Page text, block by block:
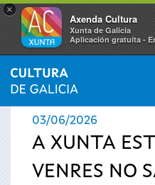
×
Axenda Cultura
Xunta de Galicia
Aplicación gratuíta -
Vostede
está
aquí
INICIO › ACTUALIDADE
03/06/2026
A XUNTA
VENRES NO